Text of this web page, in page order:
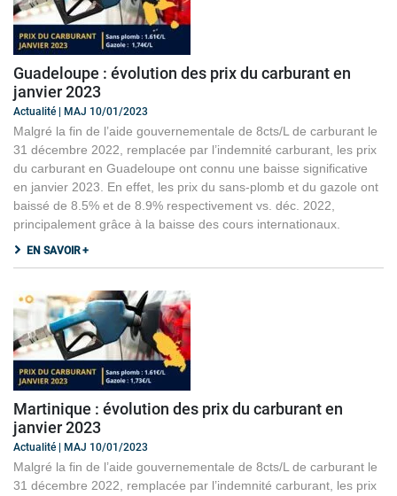
Guadeloupe : évolution des prix du carburant en
janvier 2023
Actualité | MAJ 10/01/2023
Malgré la fin de l’aide gouvernementale de 8cts/L de carburant le
31 décembre 2022, remplacée par l’indemnité carburant, les prix
du carburant en Guadeloupe ont connu une baisse significative
en janvier 2023. En effet, les prix du sans-plomb et du gazole ont
baissé de 8.5% et de 8.9% respectivement vs. déc. 2022,
principalement grâce à la baisse des cours internationaux.
EN SAVOIR +
Martinique : évolution des prix du carburant en
janvier 2023
Actualité | MAJ 10/01/2023
Malgré la fin de l’aide gouvernementale de 8cts/L de carburant le
31 décembre 2022, remplacée par l’indemnité carburant, les prix